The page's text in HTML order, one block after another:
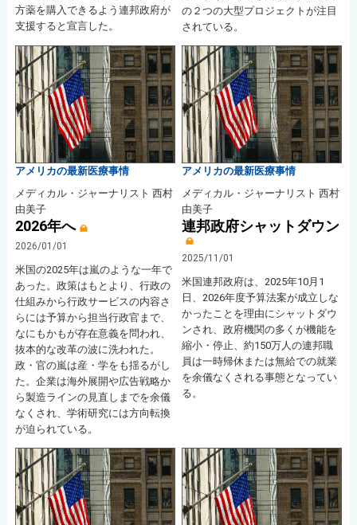
方薬を購入できるよう連邦政府が
支援すると宣言した。
の２つの大型プロジェクトが注目
されている。
アメリカの最新医療事情
メディカル・ジャーナリスト 西村
由美子
2026年へ
2026/01/01
米国の2025年は嵐のような一年で
あった。政策はもとより、行政の
仕組みから行政サービスの内容さ
らには予算から担当行政官まで、
なにもかもが存在意義を問われ、
抜本的な改革の波に洗われた。
政・官の嵐は産・学をも揺るがし
た。企業は海外展開や広告戦略か
ら製造ラインの見直しまでを余儀
なくされ、学術研究には方向転換
が迫られている。
アメリカの最新医療事情
メディカル・ジャーナリスト 西村
由美子
連邦政府シャットダウン
2025/11/01
米国連邦政府は、2025年10月1
日、2026年度予算法案が成立しな
かったことを理由にシャットダウ
ンされ、政府機関の多くが機能を
縮小・停止、約150万人の連邦職
員は一時帰休または無給での就業
を余儀なくされる事態となってい
る。